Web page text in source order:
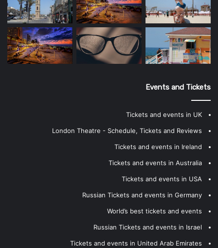
Events and Tickets
Tickets and events in UK
London Theatre - Schedule, Tickets and Reviews
Tickets and events in Ireland
Tickets and events in Australia
Tickets and events in USA
Russian Tickets and events in Germany
World’s best tickets and events
Russian Tickets and events in Israel
Tickets and events in United Arab Emirates